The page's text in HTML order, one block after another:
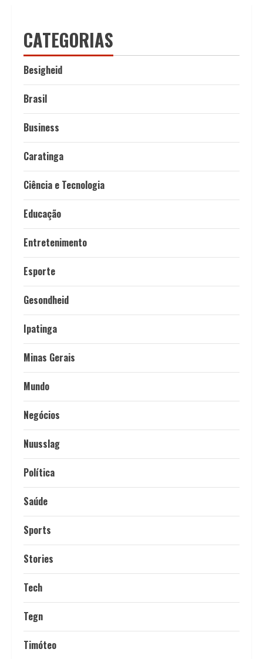
CATEGORIAS
Besigheid
Brasil
Business
Caratinga
Ciência e Tecnologia
Educação
Entretenimento
Esporte
Gesondheid
Ipatinga
Minas Gerais
Mundo
Negócios
Nuusslag
Política
Saúde
Sports
Stories
Tech
Tegn
Timóteo